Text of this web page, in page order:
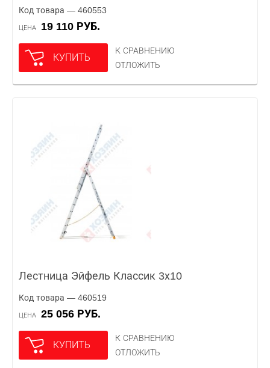
Код товара — 460553
ЦЕНА 19 110 РУБ.
КУПИТЬ
К СРАВНЕНИЮ
ОТЛОЖИТЬ
Лестница Эйфель Классик 3х10
Код товара — 460519
ЦЕНА 25 056 РУБ.
КУПИТЬ
К СРАВНЕНИЮ
ОТЛОЖИТЬ